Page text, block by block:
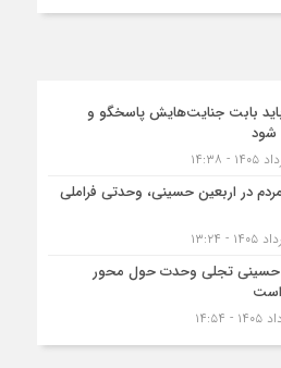
باید بابت جنایت‌هایش پاسخگو و
شود
در اربعین حسینی، وحدتی فراملی
حسینی تجلی وحدت حول محور